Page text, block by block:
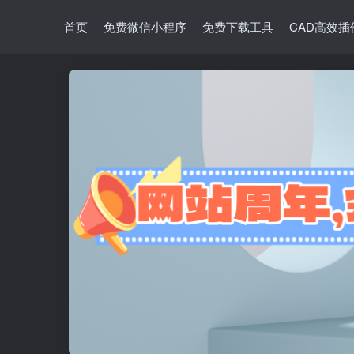
首页 免费微信小程序 免费下载工具 CAD高效插